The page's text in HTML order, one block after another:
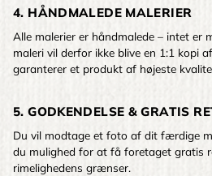
4. HÅNDMALEDE MALERIER
Alle malerier er håndmalede – intet er
maleri vil derfor ikke blive en 1:1 kopi
garanterer et produkt af højeste
5. GODKENDELSE & GRATIS
Du vil modtage et foto af dit færdige
du mulighed for at få foretaget gratis
rimelighedens grænser.